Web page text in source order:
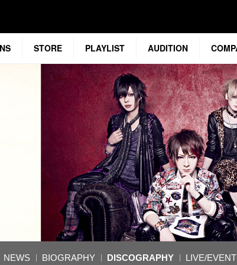
STORE PLAYLIST AUDITION
NEWS BIOGRAPHY DISCOGRAPHY LIVE/EVENT